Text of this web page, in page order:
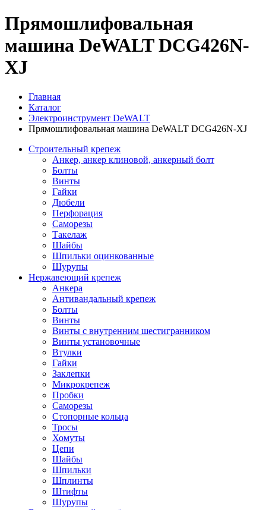
Прямошлифовальная
машина DeWALT DCG426N-
XJ
Главная
Каталог
Электроинструмент DeWALT
Прямошлифовальная машина DeWALT DCG426N-XJ
Строительный крепеж
Анкер, анкер клиновой, анкерный болт
Болты
Винты
Гайки
Дюбели
Перфорация
Саморезы
Такелаж
Шайбы
Шпильки оцинкованные
Шурупы
Нержавеющий крепеж
Анкера
Антивандальный крепеж
Болты
Винты
Винты с внутренним шестигранником
Винты установочные
Втулки
Гайки
Заклепки
Микрокрепеж
Пробки
Саморезы
Стопорные кольца
Тросы
Хомуты
Цепи
Шайбы
Шпильки
Шплинты
Штифты
Шурупы